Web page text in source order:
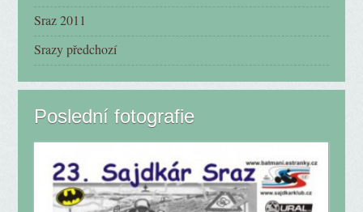
Sraz 2011
Srazy předchozí
Poslední fotografie